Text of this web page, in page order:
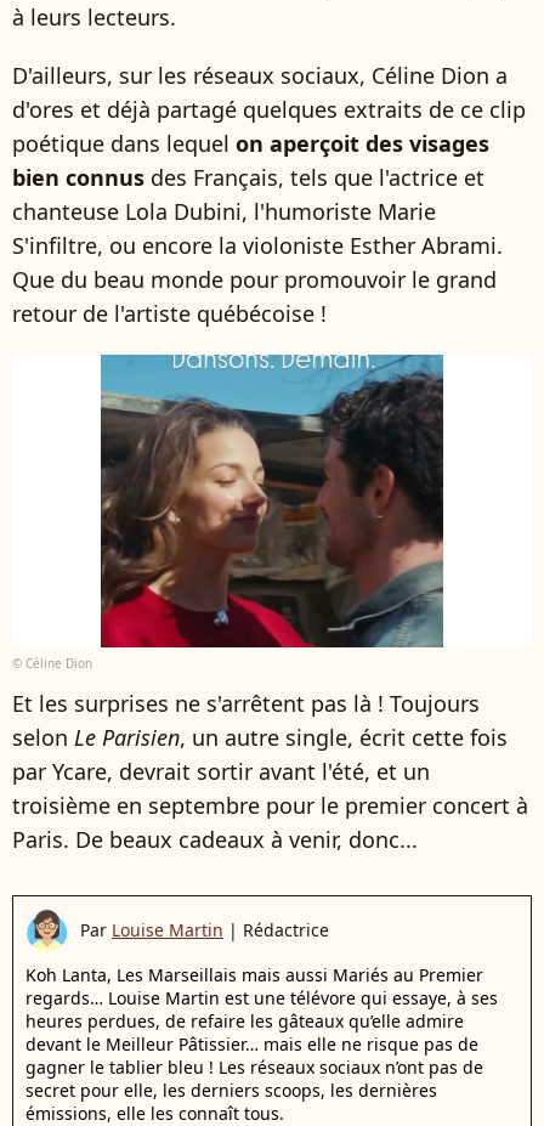
à leurs lecteurs.
D'ailleurs, sur les réseaux sociaux, Céline Dion a
d'ores et déjà partagé quelques extraits de ce clip
poétique dans lequel on aperçoit des visages
bien connus des Français, tels que l'actrice et
chanteuse Lola Dubini, l'humoriste Marie
S'infiltre, ou encore la violoniste Esther Abrami.
Que du beau monde pour promouvoir le grand
retour de l'artiste québécoise !
© Céline Dion
Et les surprises ne s'arrêtent pas là ! Toujours
selon Le Parisien, un autre single, écrit cette fois
par Ycare, devrait sortir avant l'été, et un
troisième en septembre pour le premier concert à
Paris. De beaux cadeaux à venir, donc...
Par Louise Martin | Rédactrice
Koh Lanta, Les Marseillais mais aussi Mariés au Premier
regards… Louise Martin est une télévore qui essaye, à ses
heures perdues, de refaire les gâteaux qu’elle admire
devant le Meilleur Pâtissier… mais elle ne risque pas de
gagner le tablier bleu ! Les réseaux sociaux n’ont pas de
secret pour elle, les derniers scoops, les dernières
émissions, elle les connaît tous.